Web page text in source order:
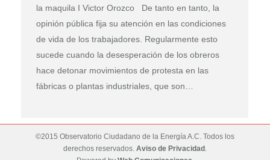
la maquila I Victor Orozco De tanto en tanto, la
opinión pública fija su atención en las condiciones
de vida de los trabajadores. Regularmente esto
sucede cuando la desesperación de los obreros
hace detonar movimientos de protesta en las
fábricas o plantas industriales, que son…
©2015 Observatorio Ciudadano de la Energía A.C. Todos los
derechos reservados. Aviso de Privacidad